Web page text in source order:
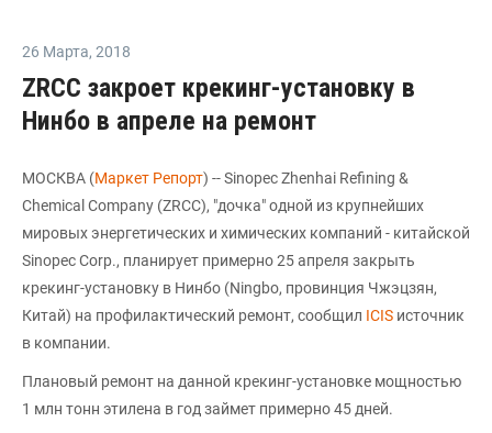
26 Марта, 2018
ZRCC закроет крекинг-установку в
Нинбо в апреле на ремонт
МОСКВА (Маркет Репорт) -- Sinopec Zhenhai Refining &
Chemical Company (ZRCC), "дочка" одной из крупнейших
мировых энергетических и химических компаний - китайской
Sinopec Corp., планирует примерно 25 апреля закрыть
крекинг-установку в Нинбо (Ningbo, провинция Чжэцзян,
Китай) на профилактический ремонт, сообщил ICIS источник
в компании.
Плановый ремонт на данной крекинг-установке мощностью
1 млн тонн этилена в год займет примерно 45 дней.